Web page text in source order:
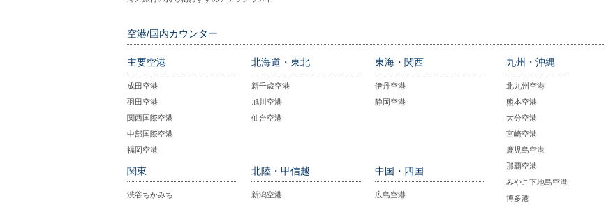
空港/国内カウンター
主要空港
成田空港
羽田空港
関西国際空港
中部国際空港
福岡空港
北海道・東北
新千歳空港
旭川空港
仙台空港
東海・関西
伊丹空港
静岡空港
関東
渋谷ちかみち
北陸・甲信越
新潟空港
中国・四国
広島空港
九州・沖縄
北九州空港
熊本空港
大分空港
宮崎空港
鹿児島空港
那覇空港
みやこ下地島空港
博多港